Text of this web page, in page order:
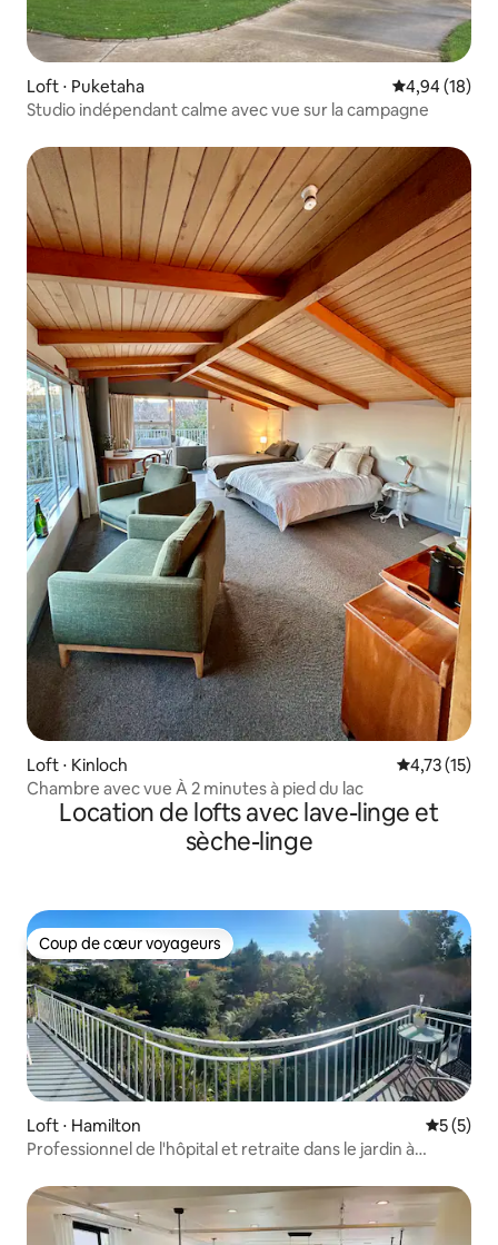
Loft ⋅ Puketaha Évaluation
4,94 (18)
Studio indépendant calme avec vue sur la campagne
Loft ⋅ Kinloch Évaluation
4,73 (15)
Chambre avec vue À 2 minutes à pied du lac
Location de lofts avec lave-linge et
sèche-linge
Coup de cœur voyageurs
Coup de cœur voyageurs
Loft ⋅ Hamilton
5 (5)
Professionnel de l'hôpital et retraite dans le jardin à